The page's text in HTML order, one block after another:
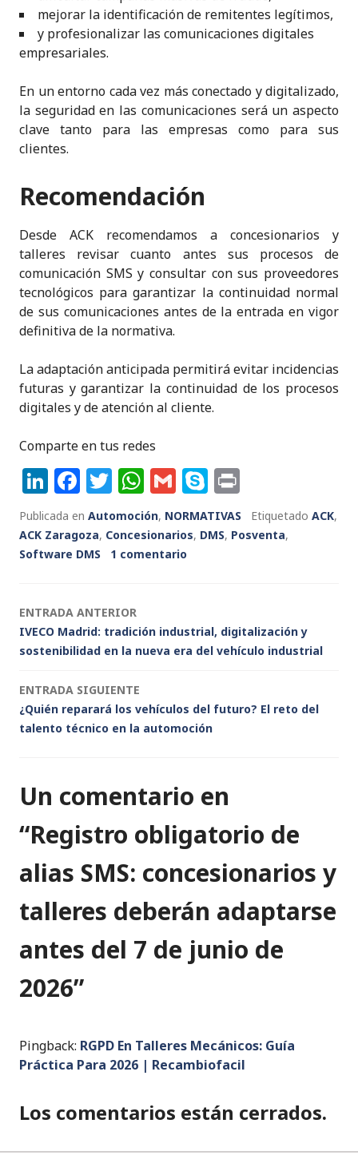
mejorar la identificación de remitentes legítimos,
y profesionalizar las comunicaciones digitales
empresariales.
En un entorno cada vez más conectado y digitalizado,
la seguridad en las comunicaciones será un aspecto
clave tanto para las empresas como para sus
clientes.
Recomendación
Desde ACK recomendamos a concesionarios y
talleres revisar cuanto antes sus procesos de
comunicación SMS y consultar con sus proveedores
tecnológicos para garantizar la continuidad normal
de sus comunicaciones antes de la entrada en vigor
definitiva de la normativa.
La adaptación anticipada permitirá evitar incidencias
futuras y garantizar la continuidad de los procesos
digitales y de atención al cliente.
Comparte en tus redes
Li
n
k
e
n
F
a
c
e
o
o
k
T
w
it
te
W
h
a
ts
p
G
m
ai
l
S
k
y
ri
n
Publicada en Automoción, NORMATIVAS Etiquetado ACK,
ACK Zaragoza, Concesionarios, DMS, Posventa,
Software DMS
1 comentario
Navegación
de
entradas
ENTRADA ANTERIOR
IVECO Madrid: tradición industrial, digitalización y
sostenibilidad en la nueva era del vehículo industrial
ENTRADA SIGUIENTE
¿Quién reparará los vehículos del futuro? El reto del
talento técnico en la automoción
Un comentario en
“Registro obligatorio de
alias SMS: concesionarios y
talleres deberán adaptarse
antes del 7 de junio de
2026”
Pingback: RGPD En Talleres Mecánicos: Guía
Práctica Para 2026 | Recambiofacil
Los comentarios están cerrados.